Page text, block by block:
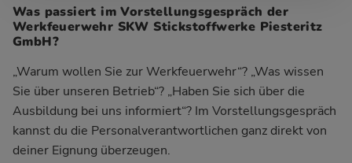
Was passiert im Vorstellungsgespräch der
Werkfeuerwehr SKW Stickstoffwerke Piesteritz
GmbH?
„Warum wollen Sie zur Werkfeuerwehr“? „Was wissen
Sie über unseren Betrieb“? „Haben Sie sich über die
Ausbildung bei uns informiert“? Im Vorstellungsgespräch
kannst du die Personalverantwortlichen ganz direkt von
deiner Eignung überzeugen.